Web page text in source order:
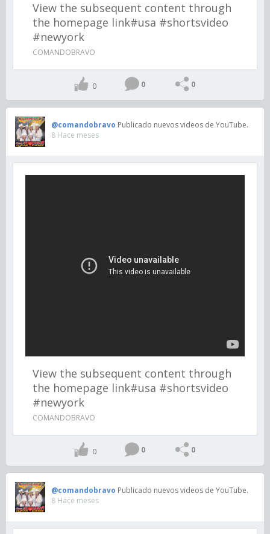
View the subsequent content through
the homepage link#usa #shortsvideo
#newyork
COMANDOBRAVO
0 0 0
@comandobravo Publicado nuevos videos de YouTube.
8 Hace meses
View the subsequent content through
the homepage link#usa #shortsvideo
#newyork
COMANDOBRAVO
0 0 0
@comandobravo Publicado nuevos videos de YouTube.
8 Hace meses